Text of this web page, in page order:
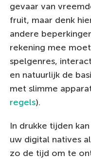
gevaar van
fruit, maar denk
andere
rekening mee
spelgenres,
en natuurlijk de
met slimme
regels).
In drukke tijden
uw digital natives
zo de tijd om te